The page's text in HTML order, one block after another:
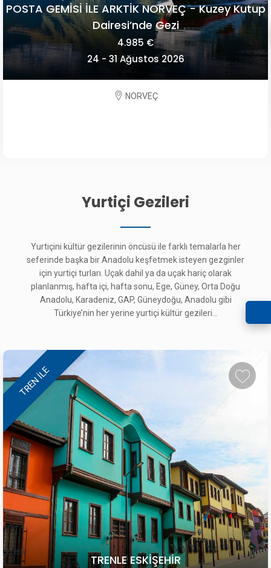
POSTA GEMİSİ İLE ARKTİK NORVEÇ - Kuzey Kutup
Dairesi’nde Gezi
4.985 €
24 - 31 Ağustos 2026
NORVEÇ
Yurtiçi Gezileri
Yurtiçini kültür gezilerinin öncüsü ile farklı temalarla her
seferinde başka bir Anadolu keşfetmek isteyen gezginler
için yurtiçi turları. Uçak dahil ya da uçak hariç olarak
planlanmış, hafta içi, hafta sonu, Ege, Güney, Orta Doğu
Anadolu, Karadeniz, GAP, Güneydoğu, Anadolu gibi
Türkiye’nin her yerine yurtiçi kültür gezileri...
TREN ILE
TRENLE ESKİŞEHİR